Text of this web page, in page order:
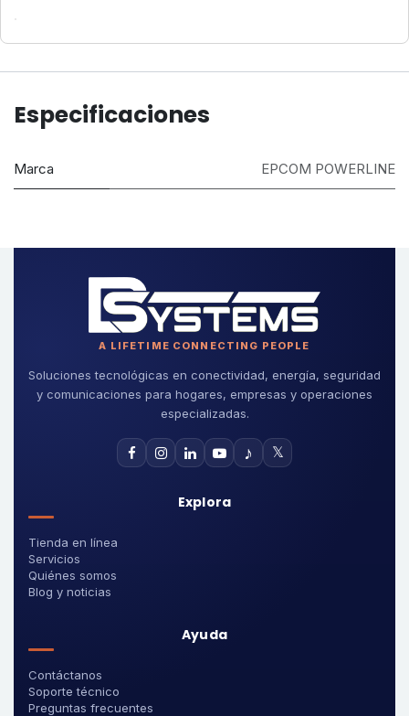
Especificaciones
Marca EPCOM POWERLINE
A LIFETIME CONNECTING PEOPLE
Soluciones tecnológicas en conectividad, energía, seguridad
y comunicaciones para hogares, empresas y operaciones
especializadas.
♪ 𝕏
Explora
Tienda en línea
Servicios
Quiénes somos
Blog y noticias
Ayuda
Contáctanos
Soporte técnico
Preguntas frecuentes